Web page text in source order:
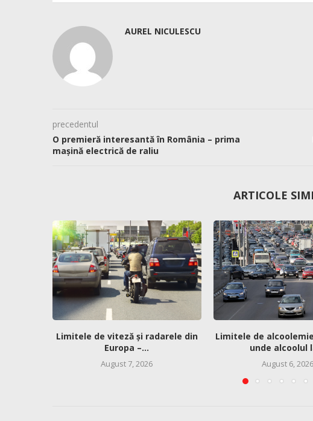
AUREL NICULESCU
precedentul
O premieră interesantă în România – prima
mașină electrică de raliu
ARTICOLE
Limitele de viteză și radarele din
Europa –...
August 7, 2026
Limitele de
unde alcoolul
August 6, 2026